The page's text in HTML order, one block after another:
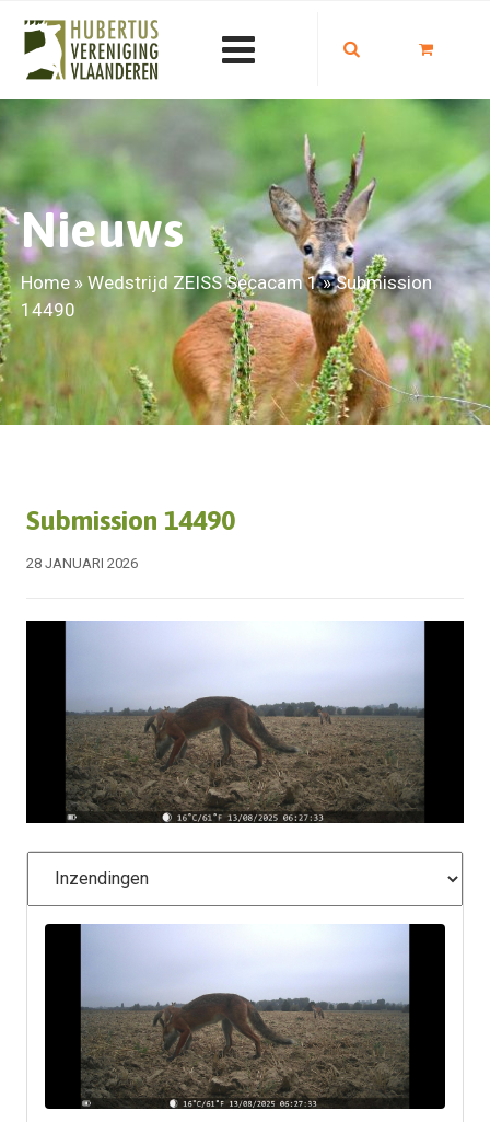
Nieuws
Home»Wedstrijd ZEISS Secacam 1»Submission
14490
Submission 14490
28 JANUARI 2026